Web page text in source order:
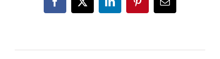
Facebook
X LinkedInPinterestEmail